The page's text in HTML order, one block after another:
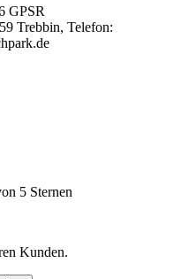
GPSR
Trebbin, Telefon:
5 Sternen
Kunden.